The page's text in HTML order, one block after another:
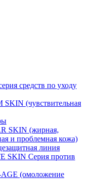
средств по уходу
(чувствительная
SKIN (жирная,
и проблемная кожа)
линия
SKIN Серия против
(омоложение